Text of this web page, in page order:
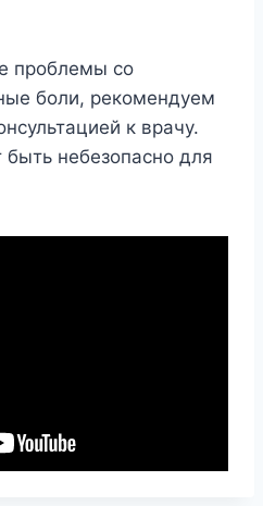
проблемы со
боли, рекомендуем
к врачу.
небезопасно для